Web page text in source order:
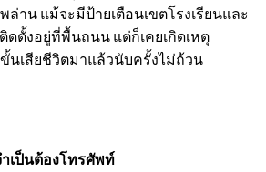
ล่าน แม้จะมีป้ายเตือนเขตโรงเรียนและ
ดตั้งอยู่ที่พื้นถนน แต่ก็เคยเกิดเหตุ
นเสียชีวิตมาแล้วนับครั้งไม่ถ้วน
เป็นต้องโทรศัพท์